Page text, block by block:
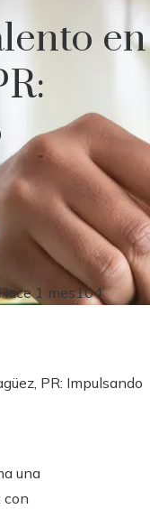
en
1 mes104
PR: Impulsando
una
con